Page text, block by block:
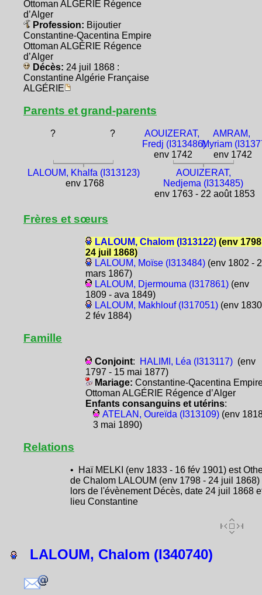
Ottoman ALGÉRIE Régence
d’Alger
Profession: Bijoutier
Constantine-Qacentina Empire
Ottoman ALGÉRIE Régence
d’Alger
Décès: 24 juil 1868 :
Constantine Algérie Française
ALGÉRIE
Parents et grand-parents
? ?
AOUIZERAT,
Fredj (I313486)
env 1742
AMRAM,
Myriam
env 1742
LALOUM, Khalfa (I313123)
env 1768
AOUIZERAT,
Nedjema (I313485)
env 1763 - 22 août 1853
Frères et sœurs
LALOUM, Chalom (I313122)(env
24 juil 1868)
LALOUM, Moïse (I313484)(env 1802 -
mars 1867)
LALOUM, Djermouma (I317861)(env
1809 - ava 1849)
LALOUM, Makhlouf (I317051)(env
2 fév 1884)
Famille
Conjoint: HALIMI, Léa (I313117)(env
1797 - 15 mai 1877)
Mariage: Constantine-Qacentina
Ottoman ALGÉRIE Régence d’Alger
Enfants consanguins et utérins:
ATELAN, Oureïda (I313109)(env
3 mai 1890)
Relations
• Haï MELKI (env 1833 - 16 fév 1901) est
de Chalom LALOUM (env 1798 - 24 juil 1868)
lors de l'évènement Décès, date 24 juil 1868
lieu Constantine
LALOUM, Chalom (I340740)